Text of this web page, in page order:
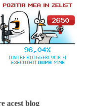
acest blog